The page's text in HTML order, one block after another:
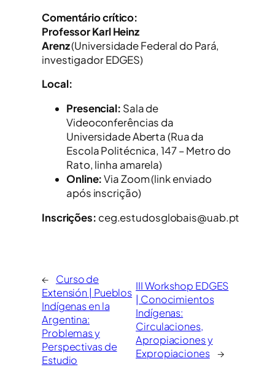
Comentário crítico:
Professor Karl Heinz
Arenz(Universidade Federal do Pará,
investigador EDGES)
Local:
Presencial: Sala de
Videoconferências da
Universidade Aberta (Rua da
Escola Politécnica, 147 – Metro do
Rato, linha amarela)
Online:Via Zoom (link enviado
após inscrição)
Inscrições: ceg.estudosglobais@uab.pt
←
Curso de
Extensión | Pueblos
Indígenas en la
Argentina:
Problemas y
Perspectivas de
Estudio
III Workshop EDGES
| Conocimientos
Indígenas:
Circulaciones,
Apropiaciones y
Expropiaciones →